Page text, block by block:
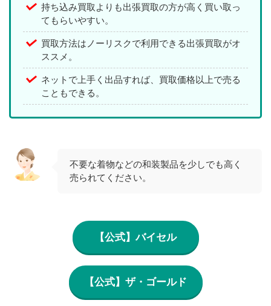
持ち込み買取よりも出張買取の方が高く買い取っ
てもらいやすい。
買取方法はノーリスクで利用できる出張買取がオ
ススメ。
ネットで上手く出品すれば、買取価格以上で売る
こともできる。
不要な着物などの和装製品を少しでも高く
売られてください。
【公式】バイセル
【公式】ザ・ゴールド